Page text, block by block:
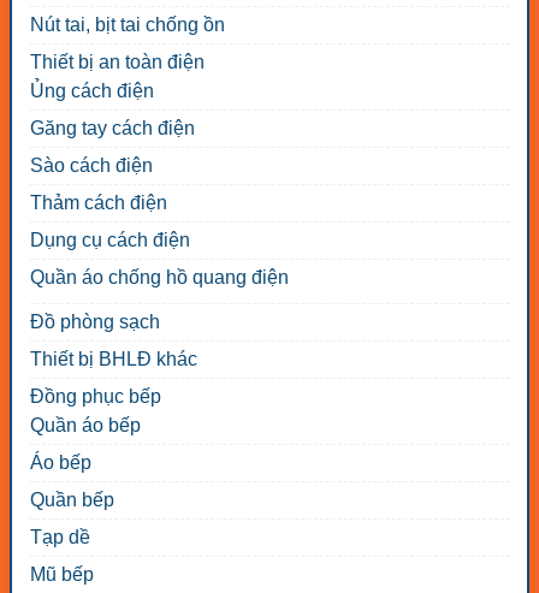
Nút tai, bịt tai chống ồn
Thiết bị an toàn điện
Ủng cách điện
Găng tay cách điện
Sào cách điện
Thảm cách điện
Dụng cụ cách điện
Quần áo chống hồ quang điện
Đồ phòng sạch
Thiết bị BHLĐ khác
Đồng phục bếp
Quần áo bếp
Áo bếp
Quần bếp
Tạp dề
Mũ bếp